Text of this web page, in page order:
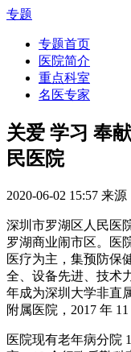
专题
专题首页
医院简介
重点科室
名医专家
关爱 学习 奉
民医院
2020-06-02 15:57 来源
深圳市罗湖区人民医
罗湖商业闹市区。医
医疗为主，集预防保
全、设备先进、技术
年成为深圳大学非直
附属医院，2017 年
医院现有老年病分院